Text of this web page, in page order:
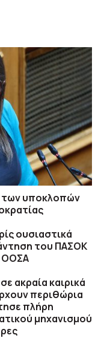
των υποκλοπών
ουσιαστικά
του ΠΑΣΟΚ
ΟΟΣΑ
ακραία καιρικά
περιθώρια
πλήρη
μηχανισμού